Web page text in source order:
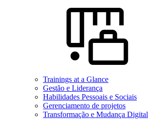
Trainings at a Glance
Gestão e Liderança
Habilidades Pessoais e Sociais
Gerenciamento de projetos
Transformação e Mudança Digital